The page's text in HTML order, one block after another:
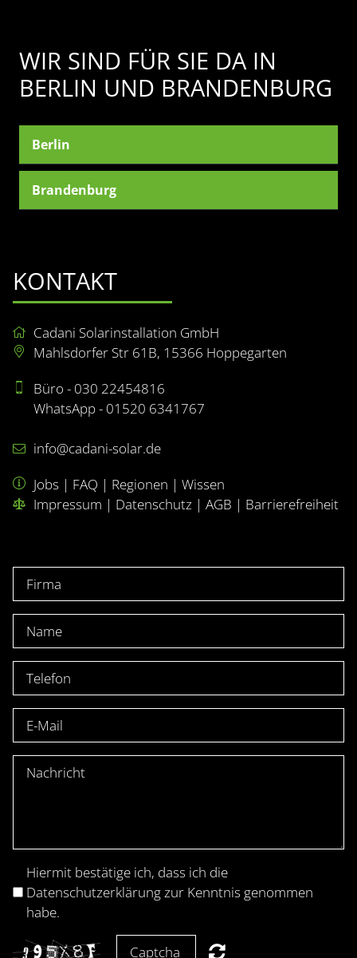
WIR SIND FÜR SIE DA IN
BERLIN UND BRANDENBURG
Berlin
Brandenburg
KONTAKT
Cadani Solarinstallation GmbH
Mahlsdorfer Str 61B, 15366 Hoppegarten
Büro - 030 22454816
WhatsApp - 01520 6341767
info@cadani-solar.de
Jobs| FAQ | Regionen | Wissen
Impressum | Datenschutz | AGB | Barrierefreiheit
Hiermit bestätige ich, dass ich die
Datenschutzerklärung zur Kenntnis genommen
habe.